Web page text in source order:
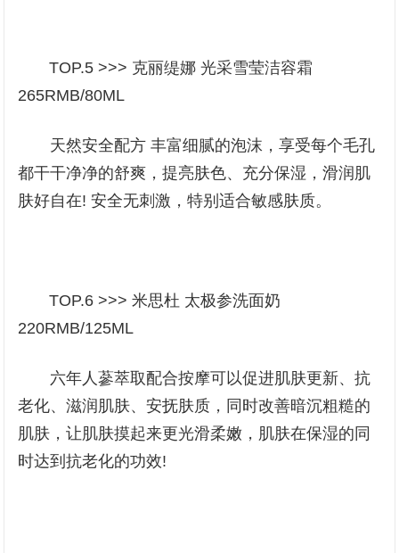
TOP.5 >>> 克丽缇娜 光采雪莹洁容霜
265RMB/80ML
天然安全配方 丰富细腻的泡沫，享受每个毛孔
都干干净净的舒爽，提亮肤色、充分保湿，滑润肌
肤好自在! 安全无刺激，特别适合敏感肤质。
TOP.6 >>> 米思杜 太极参洗面奶
220RMB/125ML
六年人蔘萃取配合按摩可以促进肌肤更新、抗
老化、滋润肌肤、安抚肤质，同时改善暗沉粗糙的
肌肤，让肌肤摸起来更光滑柔嫩，肌肤在保湿的同
时达到抗老化的功效!